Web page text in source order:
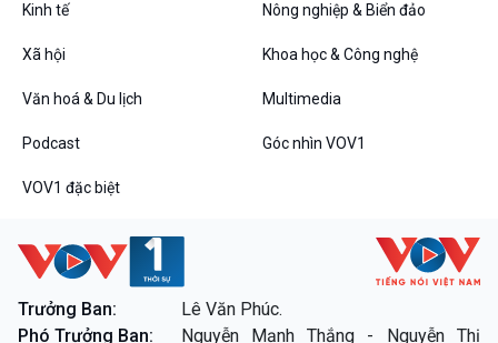
VOV1 đặc biệt
Chân dung cuộc sống
Các chương trình đặc biệt
Kinh tế Nông nghiệp & Biển đảo
Xã hội Khoa học & Công nghệ
Văn hoá & Du lịch Multimedia
Podcast Góc nhìn VOV1
VOV1 đặc biệt
Trưởng Ban:
Lê Văn Phúc.
Phó Trưởng Ban:
Nguyễn Mạnh Thắng - Nguyễn Thị